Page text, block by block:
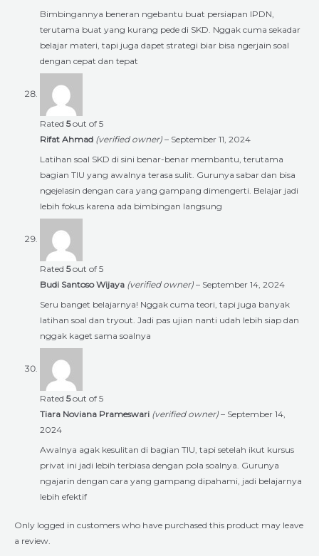
Bimbingannya beneran ngebantu buat persiapan IPDN,
terutama buat yang kurang pede di SKD. Nggak cuma sekadar
belajar materi, tapi juga dapet strategi biar bisa ngerjain soal
dengan cepat dan tepat
Rated 5out of 5
Rifat Ahmad (verified owner) – September 11, 2024
Latihan soal SKD di sini benar-benar membantu, terutama
bagian TIU yang awalnya terasa sulit. Gurunya sabar dan bisa
ngejelasin dengan cara yang gampang dimengerti. Belajar jadi
lebih fokus karena ada bimbingan langsung
Rated 5out of 5
Budi Santoso Wijaya (verified owner) – September 14, 2024
Seru banget belajarnya! Nggak cuma teori, tapi juga banyak
latihan soal dan tryout. Jadi pas ujian nanti udah lebih siap dan
nggak kaget sama soalnya
Rated 5out of 5
Tiara Noviana Prameswari (verified owner) – September 14,
2024
Awalnya agak kesulitan di bagian TIU, tapi setelah ikut kursus
privat ini jadi lebih terbiasa dengan pola soalnya. Gurunya
ngajarin dengan cara yang gampang dipahami, jadi belajarnya
lebih efektif
Only logged in customers who have purchased this product may leave
a review.